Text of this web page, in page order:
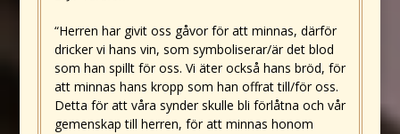
“Herren har givit oss gåvor för att minnas, därför
dricker vi hans vin, som symboliserar/är det blod
som han spillt för oss. Vi äter också hans bröd, för
att minnas hans kropp som han offrat till/för oss.
Detta för att våra synder skulle bli förlåtna och vår
gemenskap till herren, för att minnas honom